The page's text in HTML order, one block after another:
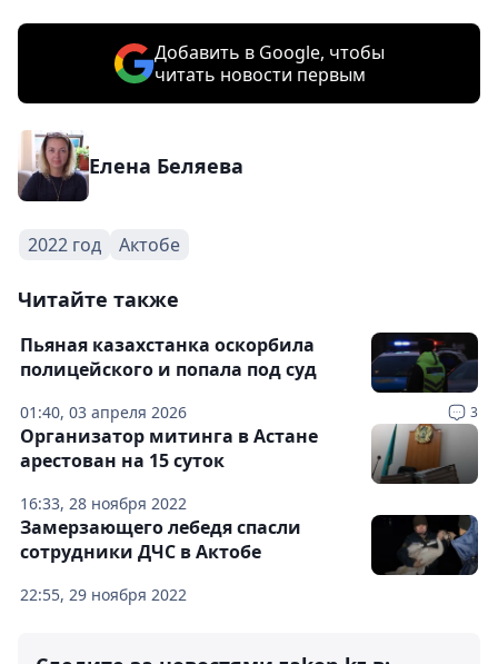
Добавить в Google, чтобы
читать новости первым
Елена Беляева
2022 год Актобе
Читайте также
01:40, 03 апреля 2026 3
Пьяная казахстанка оскорбила
полицейского и попала под суд
16:33, 28 ноября 2022
Организатор митинга в Астане
арестован на 15 суток
22:55, 29 ноября 2022
Замерзающего лебедя спасли
сотрудники ДЧС в Актобе